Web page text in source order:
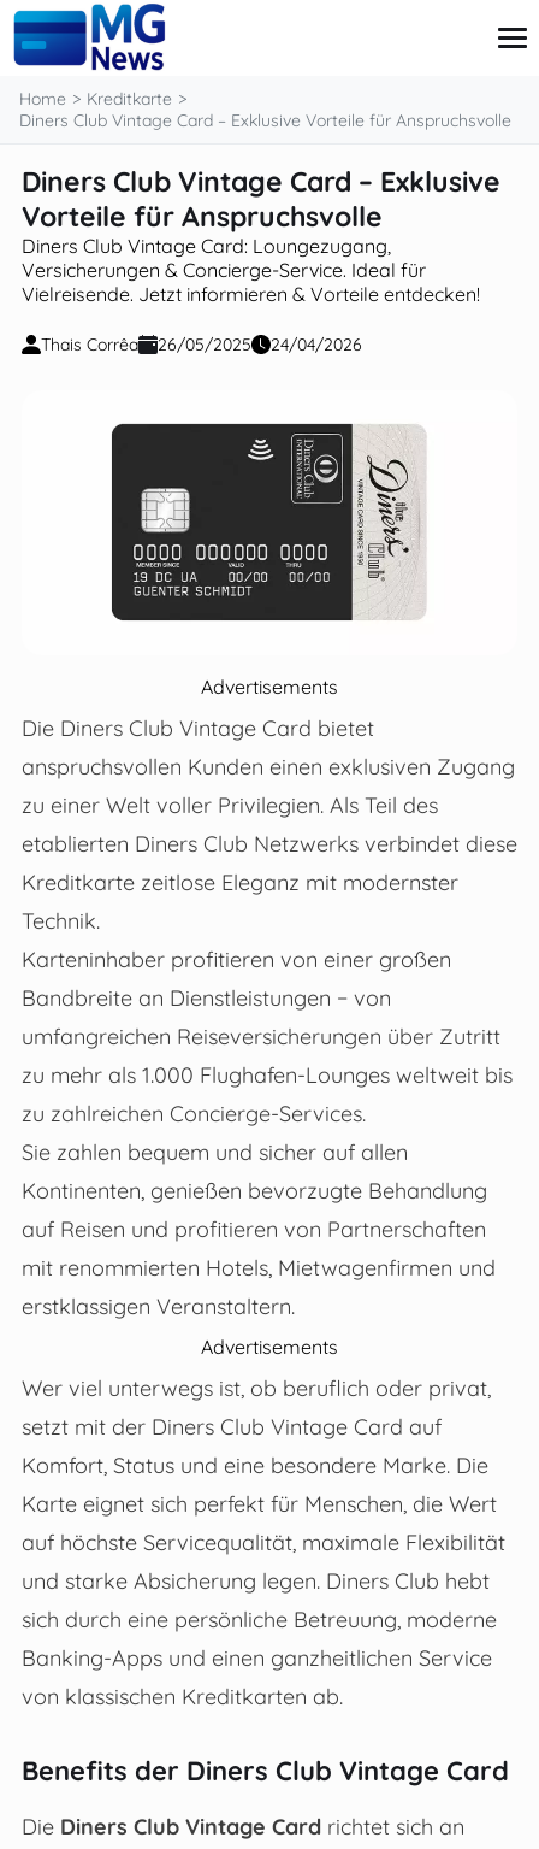
content
Kreditkarte
Kredite
Investitionen
Private Finanzen
Steuern
Home
Kreditkarte
Diners Club Vintage Card – Exklusive Vorteile für Anspruchsvolle
Diners Club Vintage Card – Exklusive
Vorteile für Anspruchsvolle
Diners Club Vintage Card: Loungezugang,
Versicherungen & Concierge-Service. Ideal für
Vielreisende. Jetzt informieren & Vorteile entdecken!
Thais Corrêa 26/05/2025 24/04/2026
Advertisements
Die Diners Club Vintage Card bietet
anspruchsvollen Kunden einen exklusiven Zugang
zu einer Welt voller Privilegien. Als Teil des
etablierten Diners Club Netzwerks verbindet diese
Kreditkarte zeitlose Eleganz mit modernster
Technik.
Karteninhaber profitieren von einer großen
Bandbreite an Dienstleistungen − von
umfangreichen Reiseversicherungen über Zutritt
zu mehr als 1.000 Flughafen-Lounges weltweit bis
zu zahlreichen Concierge-Services.
Sie zahlen bequem und sicher auf allen
Kontinenten, genießen bevorzugte Behandlung
auf Reisen und profitieren von Partnerschaften
mit renommierten Hotels, Mietwagenfirmen und
erstklassigen Veranstaltern.
Advertisements
Wer viel unterwegs ist, ob beruflich oder privat,
setzt mit der Diners Club Vintage Card auf
Komfort, Status und eine besondere Marke. Die
Karte eignet sich perfekt für Menschen, die Wert
auf höchste Servicequalität, maximale Flexibilität
und starke Absicherung legen. Diners Club hebt
sich durch eine persönliche Betreuung, moderne
Banking-Apps und einen ganzheitlichen Service
von klassischen Kreditkarten ab.
Benefits der Diners Club Vintage Card
Die Diners Club Vintage Cardrichtet sich an